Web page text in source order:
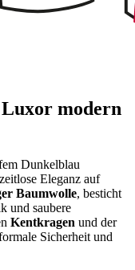
modern
Dunkelblau
Eleganz auf
Baumwolle, besticht
und saubere
Kentkragen und der
Sicherheit und